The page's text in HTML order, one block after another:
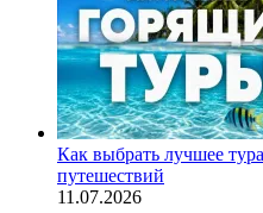
Как выбрать лучшее
путешествий
11.07.2026